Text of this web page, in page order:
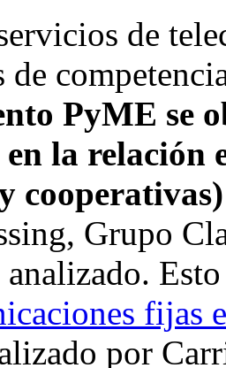
de
PyME se
la relación
Grupo
fijas
por